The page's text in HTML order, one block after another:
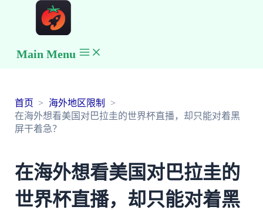
Main Menu
首页
海外地区限制
在海外想看美国对巴拉圭的世界杯直播，却只能对着黑
屏干着急？
在海外想看美国对巴拉圭的
世界杯直播，却只能对着黑